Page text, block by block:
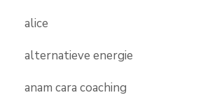
alice
alternatieve energie
anam cara coaching